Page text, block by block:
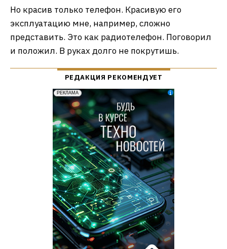
Но красив только телефон. Красивую его
эксплуатацию мне, например, сложно
представить. Это как радиотелефон. Поговорил
и положил. В руках долго не покрутишь.